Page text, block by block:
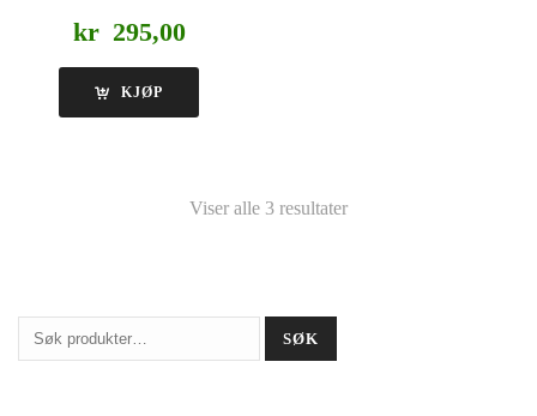
kr 295,00
KJØP
Viser alle 3 resultater
Søk
etter:
SØK